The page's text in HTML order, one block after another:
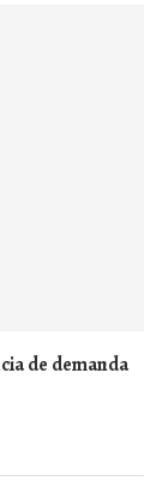
de demanda